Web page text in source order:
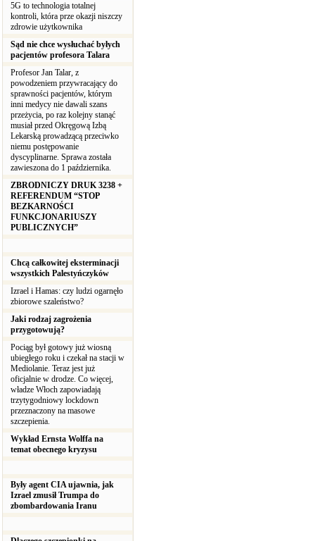
5G to technologia totalnej
kontroli, która prze okazji niszczy
zdrowie użytkownika
Sąd nie chce wysłuchać byłych
pacjentów profesora Talara
Profesor Jan Talar, z
powodzeniem przywracający do
sprawności pacjentów, którym
inni medycy nie dawali szans
przeżycia, po raz kolejny stanąć
musiał przed Okręgową Izbą
Lekarską prowadzącą przeciwko
niemu postępowanie
dyscyplinarne. Sprawa została
zawieszona do 1 października.
ZBRODNICZY DRUK 3238 +
REFERENDUM “STOP
BEZKARNOŚCI
FUNKCJONARIUSZY
PUBLICZNYCH”
Chcą całkowitej eksterminacji
wszystkich Palestyńczyków
Izrael i Hamas: czy ludzi ogarnęło
zbiorowe szaleństwo?
Jaki rodzaj zagrożenia
przygotowują?
Pociąg był gotowy już wiosną
ubiegłego roku i czekał na stacji w
Mediolanie. Teraz jest już
oficjalnie w drodze. Co więcej,
władze Włoch zapowiadają
trzytygodniowy lockdown
przeznaczony na masowe
szczepienia.
Wykład Ernsta Wolffa na
temat obecnego kryzysu
Były agent CIA ujawnia, jak
Izrael zmusił Trumpa do
zbombardowania Iranu